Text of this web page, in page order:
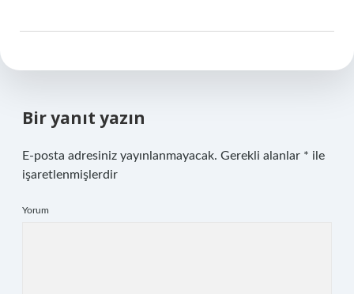
Bir yanıt yazın
E-posta adresiniz yayınlanmayacak. Gerekli alanlar * ile
işaretlenmişlerdir
Yorum